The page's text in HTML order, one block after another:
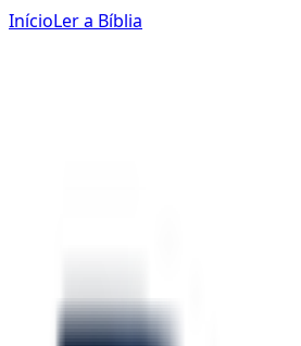
InícioLer a Bíblia